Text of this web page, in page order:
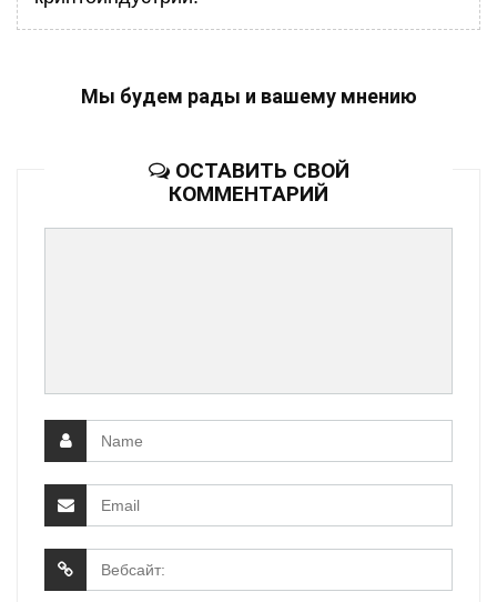
Мы будем рады и вашему мнению
ОСТАВИТЬ СВОЙ
КОММЕНТАРИЙ